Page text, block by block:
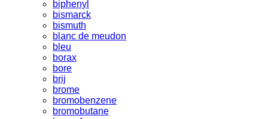
biphenyl
bismarck
bismuth
blanc de meudon
bleu
borax
bore
brij
brome
bromobenzene
bromobutane